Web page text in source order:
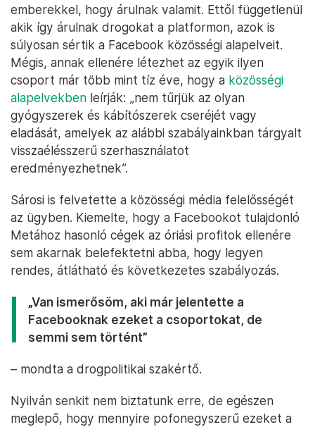
emberekkel, hogy árulnak valamit. Ettől függetlenül
akik így árulnak drogokat a platformon, azok is
súlyosan sértik a Facebook közösségi alapelveit.
Mégis, annak ellenére létezhet az egyik ilyen
csoport már több mint tíz éve, hogy a közösségi
alapelvekben leírják: „nem tűrjük az olyan
gyógyszerek és kábítószerek cseréjét vagy
eladását, amelyek az alábbi szabályainkban tárgyalt
visszaélésszerű szerhasználatot
eredményezhetnek”.
Sárosi is felvetette a közösségi média felelősségét
az ügyben. Kiemelte, hogy a Facebookot tulajdonló
Metához hasonló cégek az óriási profitok ellenére
sem akarnak belefektetni abba, hogy legyen
rendes, átlátható és következetes szabályozás.
„Van ismerősöm, aki már jelentette a
Facebooknak ezeket a csoportokat, de
semmi sem történt”
– mondta a drogpolitikai szakértő.
Nyilván senkit nem biztatunk erre, de egészen
meglepő, hogy mennyire pofonegyszerű ezeket a